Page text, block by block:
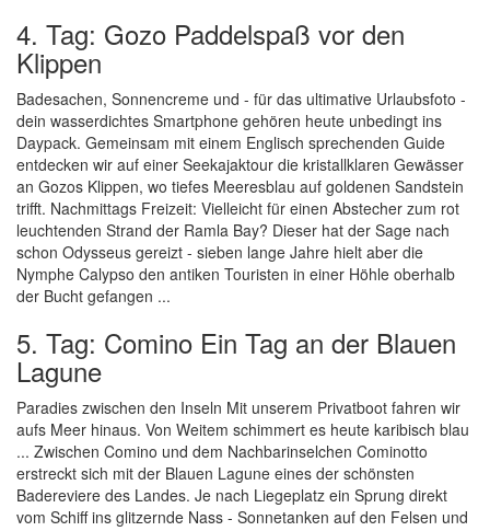
4. Tag: Gozo Paddelspaß vor den
Klippen
Badesachen, Sonnencreme und - für das ultimative Urlaubsfoto -
dein wasserdichtes Smartphone gehören heute unbedingt ins
Daypack. Gemeinsam mit einem Englisch sprechenden Guide
entdecken wir auf einer Seekajaktour die kristallklaren Gewässer
an Gozos Klippen, wo tiefes Meeresblau auf goldenen Sandstein
trifft. Nachmittags Freizeit: Vielleicht für einen Abstecher zum rot
leuchtenden Strand der Ramla Bay? Dieser hat der Sage nach
schon Odysseus gereizt - sieben lange Jahre hielt aber die
Nymphe Calypso den antiken Touristen in einer Höhle oberhalb
der Bucht gefangen ...
5. Tag: Comino Ein Tag an der Blauen
Lagune
Paradies zwischen den Inseln Mit unserem Privatboot fahren wir
aufs Meer hinaus. Von Weitem schimmert es heute karibisch blau
... Zwischen Comino und dem Nachbarinselchen Cominotto
erstreckt sich mit der Blauen Lagune eines der schönsten
Badereviere des Landes. Je nach Liegeplatz ein Sprung direkt
vom Schiff ins glitzernde Nass - Sonnetanken auf den Felsen und